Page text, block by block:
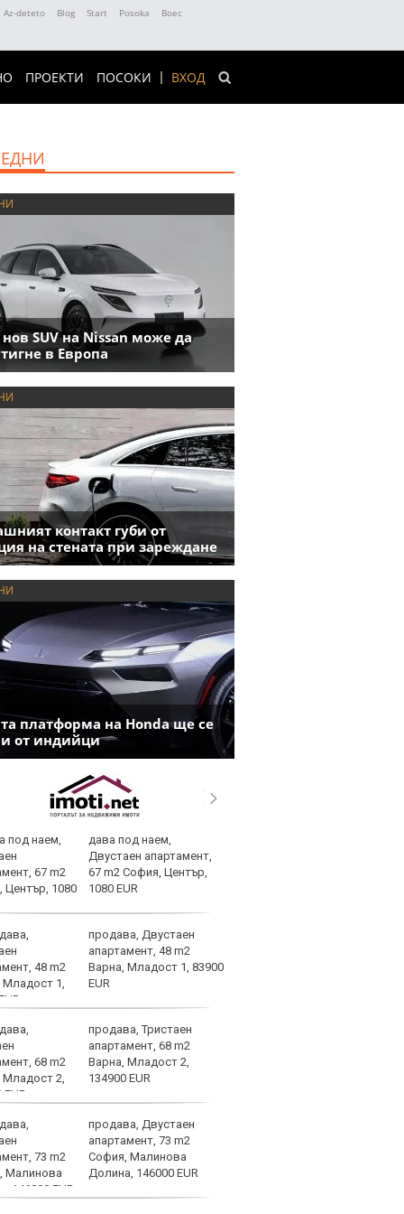
Az-deteto Blog Start Posoka
Boec
ВХОД
ПРОЕКТИ ПОСОКИ
SUV на Nissan може да
в Европа
контакт губи от
на стената при зареждане
платформа на Honda ще се
от индийци
дава под наем,
Двустаен апартамент,
67 m2 София, Център,
1080 EUR
продава, Двустаен
апартамент, 48 m2
Варна, Младост 1, 83900
EUR
продава, Тристаен
апартамент, 68 m2
Варна, Младост 2,
134900 EUR
продава, Двустаен
апартамент, 73 m2
София, Малинова
Долина, 146000 EUR